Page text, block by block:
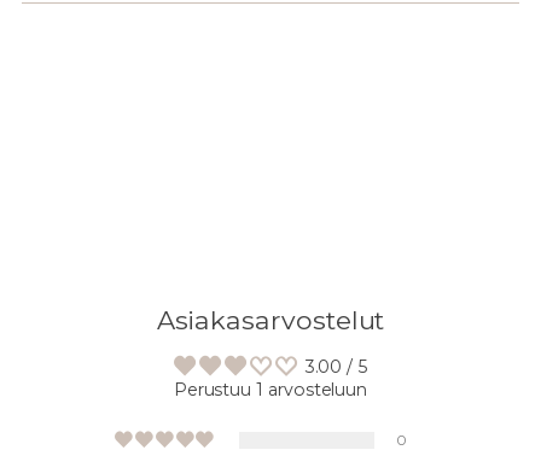
Asiakasarvostelut
3.00 / 5
Perustuu 1 arvosteluun
0